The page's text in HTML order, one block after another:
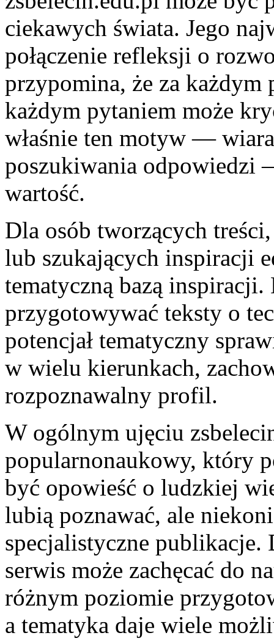
ciekawych świata. Jego
połączenie refleksji o
przypomina, że za każdym
każdym pytaniem może
właśnie ten motyw —
poszukiwania odpowiedzi
wartość.
Dla osób tworzących
lub szukających inspiracji
tematyczną bazą
przygotowywać teksty o
potencjał tematyczny
w wielu kierunkach,
rozpoznawalny profil.
W ogólnym ujęciu
popularnonaukowy, który
być opowieść o ludzkiej
lubią poznawać, ale
specjalistyczne
serwis może zachęcać do
różnym poziomie
a tematyka daje wiele